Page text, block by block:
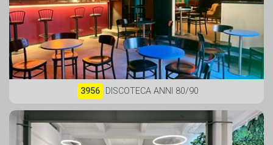
3956 DISCOTECA ANNI 80/90